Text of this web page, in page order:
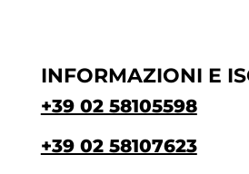
INFORMAZIONI E
+39 02 58105598
+39 02 58107623